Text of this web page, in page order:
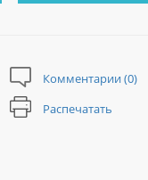
Комментарии (0)
Распечатать